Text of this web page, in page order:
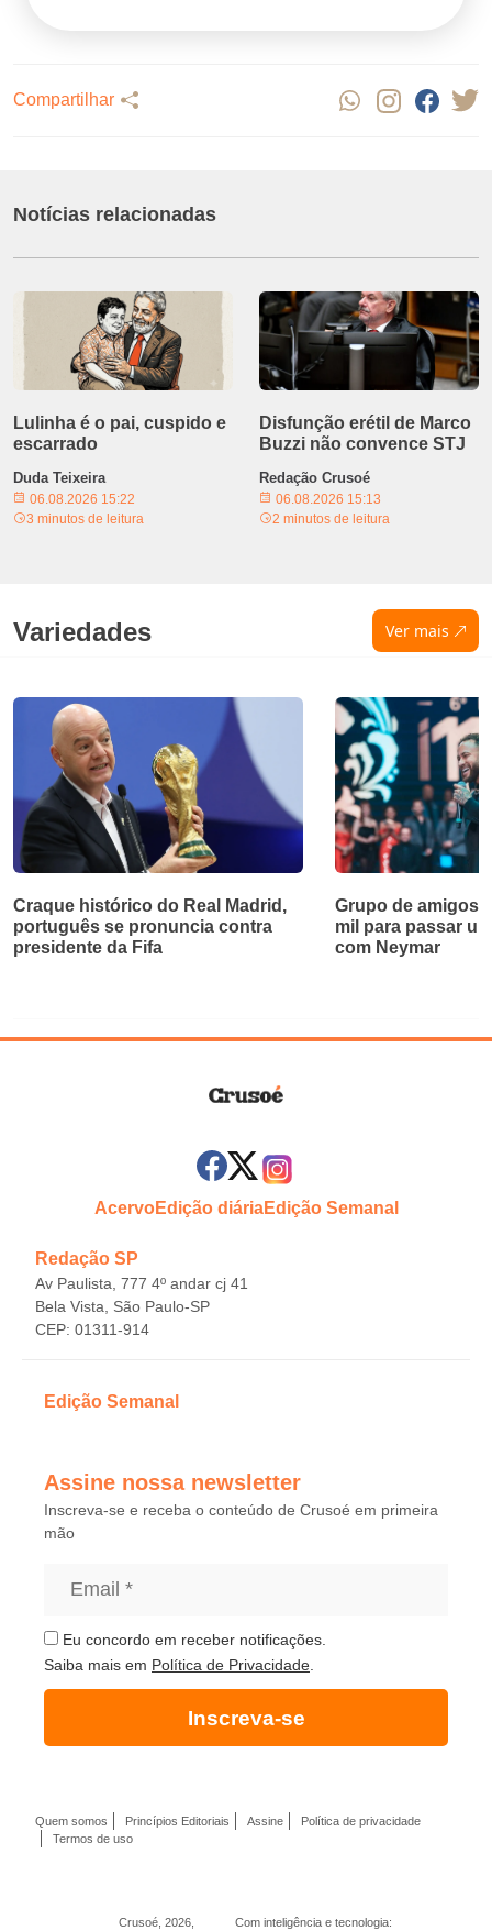
Compartilhar
Notícias relacionadas
Lulinha é o pai, cuspido e
escarrado
Duda Teixeira
06.08.2026 15:22
3 minutos de leitura
Disfunção erétil de Marco
Buzzi não convence STJ
Redação Crusoé
06.08.2026 15:13
2 minutos de leitura
Variedades Ver mais
Craque histórico do Real Madrid,
português se pronuncia contra
presidente da Fifa
Grupo de amigos
mil para passar
com Neymar
AcervoEdição diáriaEdição Semanal
Redação SP
Av Paulista, 777 4º andar cj 41
Bela Vista, São Paulo-SP
CEP: 01311-914
Edição Semanal
Assine nossa newsletter
Inscreva-se e receba o conteúdo de Crusoé em primeira
mão
Eu concordo em receber notificações.
Saiba mais em Política de Privacidade
Inscreva-se
Crusoé, 2026, Com inteligência e tecnologia:
Quem somos Princípios Editoriais Assine
Política de privacidade
Termos de uso